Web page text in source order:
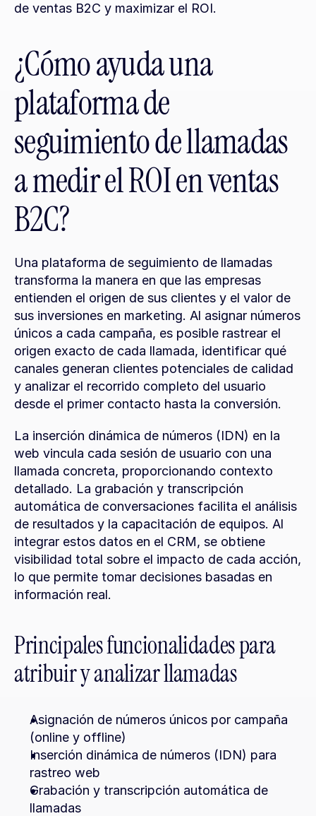
de ventas B2C y maximizar el ROI.
¿Cómo ayuda una
plataforma de
seguimiento de llamadas
a medir el ROI en ventas
B2C?
Una plataforma de seguimiento de llamadas
transforma la manera en que las empresas
entienden el origen de sus clientes y el valor de
sus inversiones en marketing. Al asignar números
únicos a cada campaña, es posible rastrear el
origen exacto de cada llamada, identificar qué
canales generan clientes potenciales de calidad
y analizar el recorrido completo del usuario
desde el primer contacto hasta la conversión.
La inserción dinámica de números (IDN) en la
web vincula cada sesión de usuario con una
llamada concreta, proporcionando contexto
detallado. La grabación y transcripción
automática de conversaciones facilita el análisis
de resultados y la capacitación de equipos. Al
integrar estos datos en el CRM, se obtiene
visibilidad total sobre el impacto de cada acción,
lo que permite tomar decisiones basadas en
información real.
Principales funcionalidades para
atribuir y analizar llamadas
Asignación de números únicos por campaña
(online y offline)
Inserción dinámica de números (IDN) para
rastreo web
Grabación y transcripción automática de
llamadas